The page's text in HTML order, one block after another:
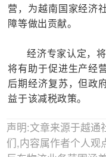
营，为越南国家经济
障等做出贡献。
经济专家认定，
将有助于促进生产经
后期经济复苏，但政
益于该减税政策。
声明:文章来源于越通
们,内容属作者个人观